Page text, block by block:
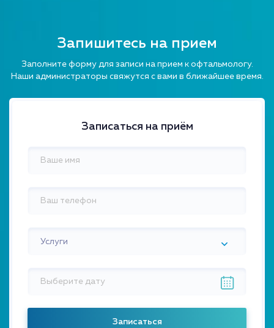
Запишитесь на прием
Заполните форму для записи на прием к офтальмологу.
Наши администраторы свяжутся с вами в ближайшее время.
Записаться на приём
Услуги